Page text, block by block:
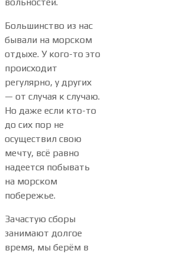
Большинство из нас
бывали на морском
отдыхе. У кого-то это
происходит
регулярно, у других
— от случая к случаю.
Но даже если кто-то
до сих пор не
осуществил свою
мечту, всё равно
надеется побывать
на морском
побережье.
Зачастую сборы
занимают долгое
время, мы берём в